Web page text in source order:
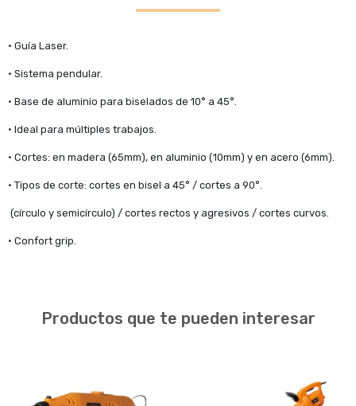
• Guía Laser.
• Sistema pendular.
• Base de aluminio para biselados de 10° a 45°.
• Ideal para múltiples trabajos.
• Cortes: en madera (65mm), en aluminio (10mm) y en acero (6mm).
• Tipos de corte: cortes en bisel a 45° / cortes a 90°.
(círculo y semicírculo) / cortes rectos y agresivos / cortes curvos.
• Confort grip.
Productos que te pueden interesar